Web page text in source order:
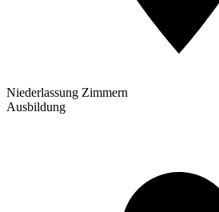
Niederlassung Zimmern
Ausbildung